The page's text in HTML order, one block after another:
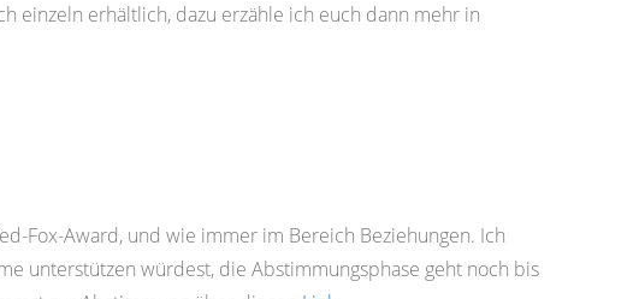
einzeln erhältlich, dazu erzähle ich euch dann mehr in
Fox-Award, und wie immer im Bereich Beziehungen. Ich
unterstützen würdest, die Abstimmungsphase geht noch bis